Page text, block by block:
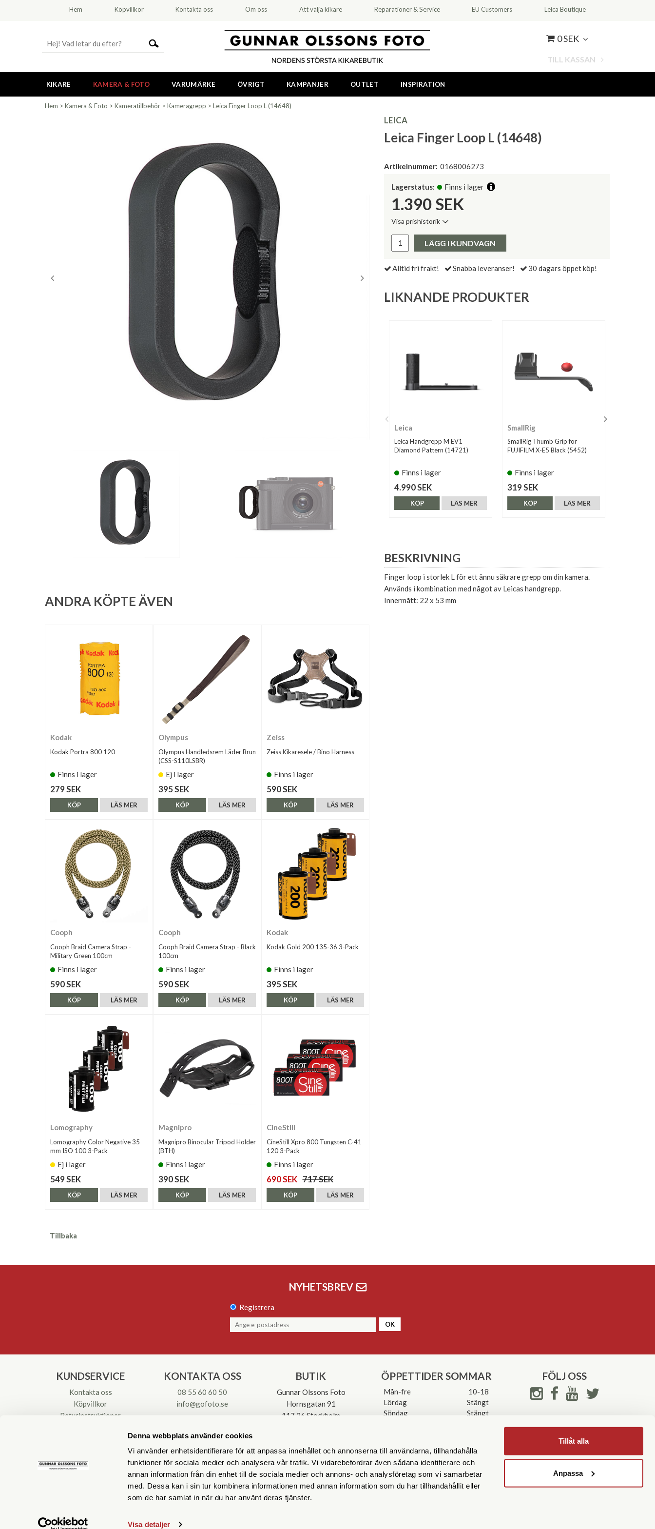
Denna webbplats använder cookies
Vi använder enhetsidentifierare för att anpassa innehållet och annonserna till användarna, tillhandahålla
funktioner för sociala medier och analysera vår trafik. Vi vidarebefordrar även sådana identifierare och
annan information från din enhet till de sociala medier och annons- och analysföretag som vi samarbetar
med. Dessa kan i sin tur kombinera informationen med annan information som du har tillhandahållit eller
som de har samlat in när du har använt deras tjänster.
Visa detaljer
Tillåt alla
Anpassa
Hem Köpvillkor Kontakta oss Om oss Att välja kikare Reparationer & Service EU Customers Leica Boutique
0 SEK
TILL KASSAN
KIKARE KAMERA & FOTO VARUMÄRKE ÖVRIGT KAMPANJER OUTLET INSPIRATION
Hem > Kamera & Foto > Kameratillbehör > Kameragrepp > Leica Finger Loop L (14648)
LEICA
Leica Finger Loop L (14648)
Artikelnummer: 0168006273
Lagerstatus: Finns i lager
1.390 SEK
Visa prishistorik
Pris:
LÄGG I KUNDVAGN
Alltid fri frakt! Snabba leveranser! 30 dagars öppet köp!
LIKNANDE PRODUKTER
Leica
Leica Handgrepp M EV1
Diamond Pattern (14721)
Finns i lager
4.990 SEK
LÄS MER
KÖP
SmallRig
SmallRig Thumb Grip for
FUJIFILM X-E5 Black (5452)
Finns i lager
319 SEK
LÄS MER
KÖP
BESKRIVNING
Finger loop i storlek L för ett ännu säkrare grepp om din kamera.
Används i kombination med något av Leicas handgrepp.
Innermått: 22 x 53 mm
ANDRA KÖPTE ÄVEN
Kodak
Kodak Portra 800 120
Finns i lager
279 SEK
LÄS MER
KÖP
Olympus
Olympus Handledsrem Läder Brun
(CSS-S110LSBR)
Ej i lager
395 SEK
LÄS MER
KÖP
Zeiss
Zeiss Kikaresele / Bino Harness
Finns i lager
590 SEK
LÄS MER
KÖP
Cooph
Cooph Braid Camera Strap -
Military Green 100cm
Finns i lager
590 SEK
LÄS MER
KÖP
Cooph
Cooph Braid Camera Strap - Black
100cm
Finns i lager
590 SEK
LÄS MER
KÖP
Kodak
Kodak Gold 200 135-36 3-Pack
Finns i lager
395 SEK
LÄS MER
KÖP
Lomography
Lomography Color Negative 35
mm ISO 100 3-Pack
Ej i lager
549 SEK
LÄS MER
KÖP
Magnipro
Magnipro Binocular Tripod Holder
(BTH)
Finns i lager
390 SEK
LÄS MER
KÖP
CineStill
CineStill Xpro 800 Tungsten C-41
120 3-Pack
Finns i lager
690 SEK 717 SEK
LÄS MER
KÖP
Tillbaka
NYHETSBREV
Registrera
OK
KUNDSERVICE
Kontakta oss
Köpvillkor
Returinstruktioner
KONTAKTA OSS
08 55 60 60 50
info@gofoto.se
BUTIK
Gunnar Olssons Foto
Hornsgatan 91
117 26 Stockholm
ÖPPETTIDER SOMMAR
Mån-fre
10-18
Lördag
Stängt
Söndag
Stängt
FÖLJ OSS